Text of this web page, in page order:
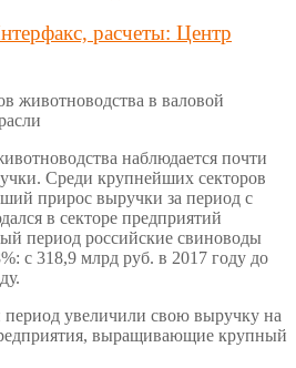
расчеты: Центр
животноводства в валовой
наблюдается почти
Среди крупнейших секторов
прирос выручки за период с
в секторе предприятий
период российские свиноводы
с 318,9 млрд руб. в 2017 году до
увеличили свою выручку на
выращивающие крупный